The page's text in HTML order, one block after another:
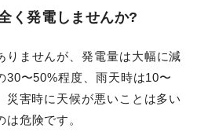
く発電しませんか?
りませんが、発電量は大幅に減
30〜50%程度、雨天時は10〜
災害時に天候が悪いことは多い
危険です。